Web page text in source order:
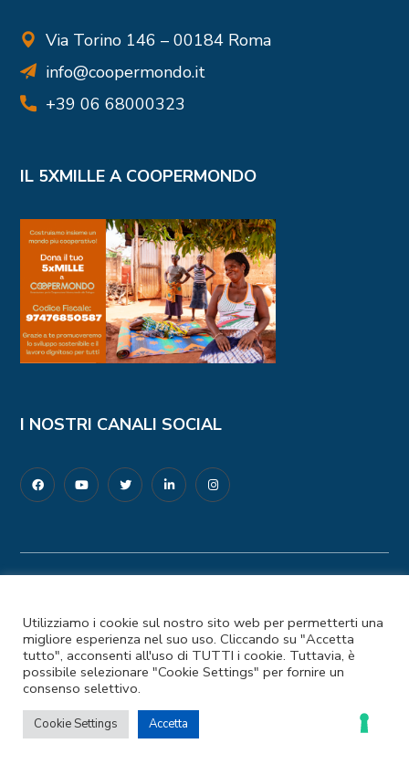
Via Torino 146 – 00184 Roma
info@coopermondo.it
+39 06 68000323
IL 5XMILLE A COOPERMONDO
I NOSTRI CANALI SOCIAL
© 2025 Coopermondo | Customizzato da
Ideapura.it
Utilizziamo i cookie sul nostro sito web per permetterti una
migliore esperienza nel suo uso. Cliccando su "Accetta
tutto", acconsenti all'uso di TUTTI i cookie. Tuttavia, è
possibile selezionare "Cookie Settings" per fornire un
consenso selettivo.
Cookie Settings Accetta
LE TUE PREFERENZE RELATIVE ALLA